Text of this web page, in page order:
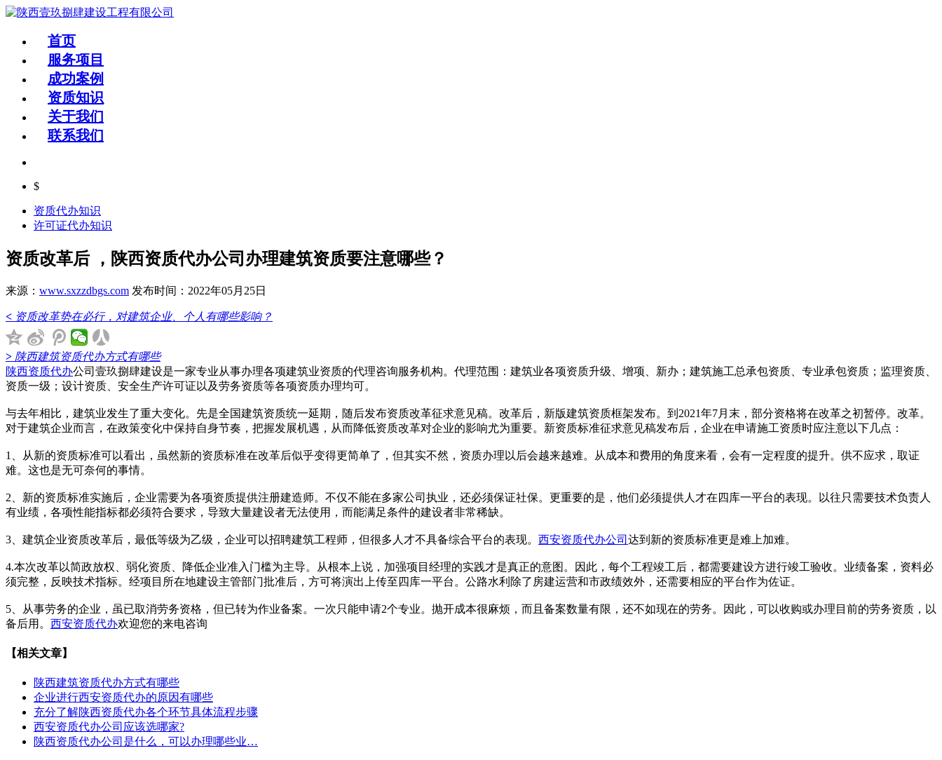
首页
服务项目
成功案例
资质知识
关于我们
联系我们
$
资质代办知识
许可证代办知识
资质改革后 ，陕西资质代办公司办理建筑资质要注意哪些？
来源： www.sxzzdbgs.com 发布时间：2022年05月25日
< 资质改革势在必行，对建筑企业、个人有哪些影响？
> 陕西建筑资质代办方式有哪些
陕西资质代办公司壹玖捌肆建设是一家专业从事办理各项建筑业资质的代理咨询服务机构。代理范围：建筑业各项资质升级、增项、新办；建筑施工总承包资质、专业承包资质；监理资质、
资质一级；设计资质、安全生产许可证以及劳务资质等各项资质办理均可。
与去年相比，建筑业发生了重大变化。先是全国建筑资质统一延期，随后发布资质改革征求意见稿。改革后，新版建筑资质框架发布。到2021年7月末，部分资格将在改革之初暂停。改革。
对于建筑企业而言，在政策变化中保持自身节奏，把握发展机遇，从而降低资质改革对企业的影响尤为重要。新资质标准征求意见稿发布后，企业在申请施工资质时应注意以下几点：
1、从新的资质标准可以看出，虽然新的资质标准在改革后似乎变得更简单了，但其实不然，资质办理以后会越来越难。从成本和费用的角度来看，会有一定程度的提升。供不应求，取证
难。这也是无可奈何的事情。
2、新的资质标准实施后，企业需要为各项资质提供注册建造师。不仅不能在多家公司执业，还必须保证社保。更重要的是，他们必须提供人才在四库一平台的表现。以往只需要技术负责人
有业绩，各项性能指标都必须符合要求，导致大量建设者无法使用，而能满足条件的建设者非常稀缺。
3、建筑企业资质改革后，最低等级为乙级，企业可以招聘建筑工程师，但很多人才不具备综合平台的表现。 西安资质代办公司 达到新的资质标准更是难上加难。
4.本次改革以简政放权、弱化资质、降低企业准入门槛为主导。从根本上说，加强项目经理的实践才是真正的意图。因此，每个工程竣工后，都需要建设方进行竣工验收。业绩备案，资料必
须完整，反映技术指标。经项目所在地建设主管部门批准后，方可将演出上传至四库一平台。公路水利除了房建运营和市政绩效外，还需要相应的平台作为佐证。
5、从事劳务的企业，虽已取消劳务资格，但已转为作业备案。一次只能申请2个专业。抛开成本很麻烦，而且备案数量有限，还不如现在的劳务。因此，可以收购或办理目前的劳务资质，以
备后用。 西安资质代办欢迎您的来电咨询
【相关文章】
陕西建筑资质代办方式有哪些
企业进行西安资质代办的原因有哪些
充分了解陕西资质代办各个环节具体流程步骤
西安资质代办公司应该选哪家?
陕西资质代办公司是什么，可以办理哪些业…